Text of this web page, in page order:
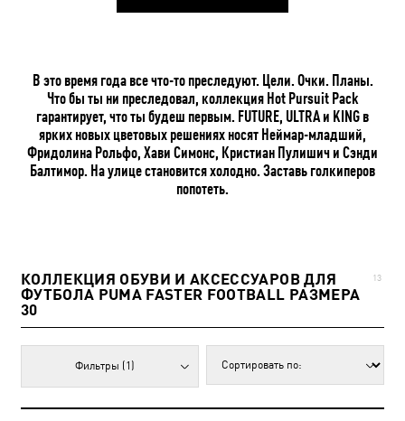
В это время года все что-то преследуют. Цели. Очки. Планы.
Что бы ты ни преследовал, коллекция Hot Pursuit Pack
гарантирует, что ты будеш первым. FUTURE, ULTRA и KING в
ярких новых цветовых решениях носят Неймар-младший,
Фридолина Рольфо, Хави Симонс, Кристиан Пулишич и Сэнди
Балтимор. На улице становится холодно. Заставь голкиперов
попотеть.
КОЛЛЕКЦИЯ ОБУВИ И АКСЕССУАРОВ ДЛЯ
ФУТБОЛА PUMA FASTER FOOTBALL РАЗМЕРА
30
13
Фильтры (1)